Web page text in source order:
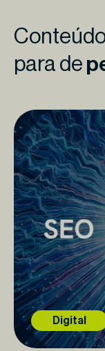
para de
Digital